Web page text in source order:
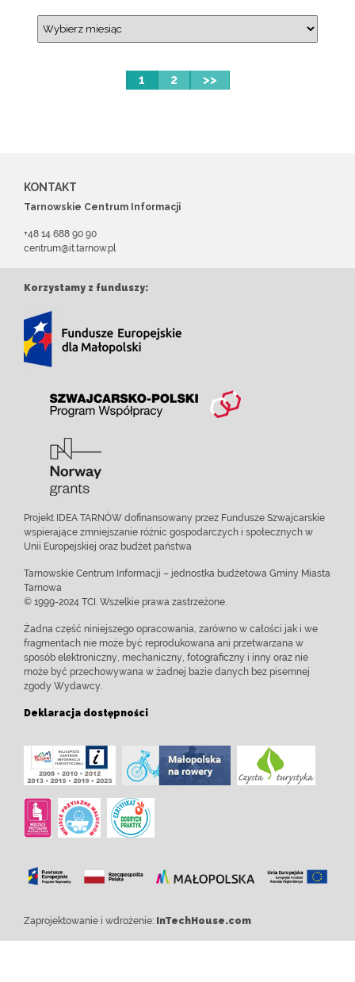
1 2 >>
KONTAKT
Tarnowskie Centrum Informacji
+48 14 688 90 90
centrum@it.tarnow.pl
Korzystamy z funduszy:
Projekt IDEA TARNÓW dofinansowany przez Fundusze Szwajcarskie
wspierające zmniejszanie różnic gospodarczych i społecznych w
Unii Europejskiej oraz budżet państwa
Tarnowskie Centrum Informacji – jednostka budżetowa Gminy Miasta
Tarnowa
© 1999-2024 TCI. Wszelkie prawa zastrzeżone.
Żadna część niniejszego opracowania, zarówno w całości jak i we
fragmentach nie może być reprodukowana ani przetwarzana w
sposób elektroniczny, mechaniczny, fotograficzny i inny oraz nie
może być przechowywana w żadnej bazie danych bez pisemnej
zgody Wydawcy.
Deklaracja dostępności
Zaprojektowanie i wdrożenie: InTechHouse.com